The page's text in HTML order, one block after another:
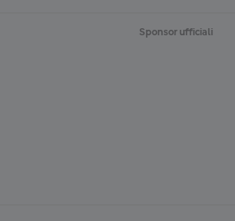
Sponsor ufficiali